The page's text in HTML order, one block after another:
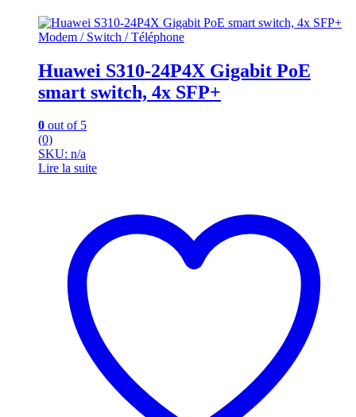
Modem / Switch / Téléphone
Huawei S310-24P4X Gigabit PoE
smart switch, 4x SFP+
0 out of 5
(0)
SKU: n/a
Lire la suite